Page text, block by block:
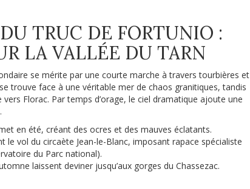
TRUC DE FORTUNIO :
LA VALLÉE DU TARN
se mérite par une courte marche à travers tourbières et
trouve face à une véritable mer de chaos granitiques, tandis
vers Florac. Par temps d’orage, le ciel dramatique ajoute une
en été, créant des ocres et des mauves éclatants.
le vol du circaète Jean-le-Blanc, imposant rapace spécialiste
du Parc national).
laissent deviner jusqu’aux gorges du Chassezac.